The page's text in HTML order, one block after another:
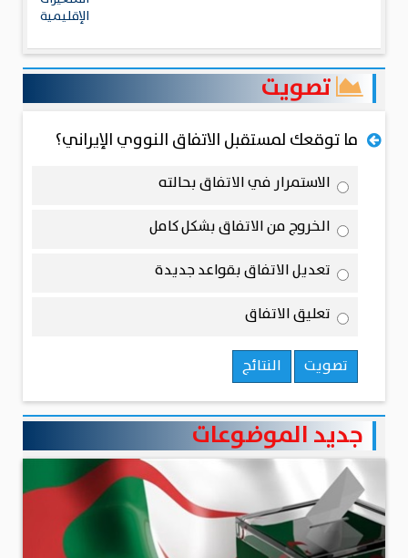
الإقليمية
تصويت
ما توقعك لمستقبل الاتفاق النووي الإيراني؟
الاستمرار في الاتفاق بحالته
الخروج من الاتفاق بشكل كامل
تعديل الاتفاق بقواعد جديدة
تعليق الاتفاق
تصويت النتائج
جديد الموضوعات